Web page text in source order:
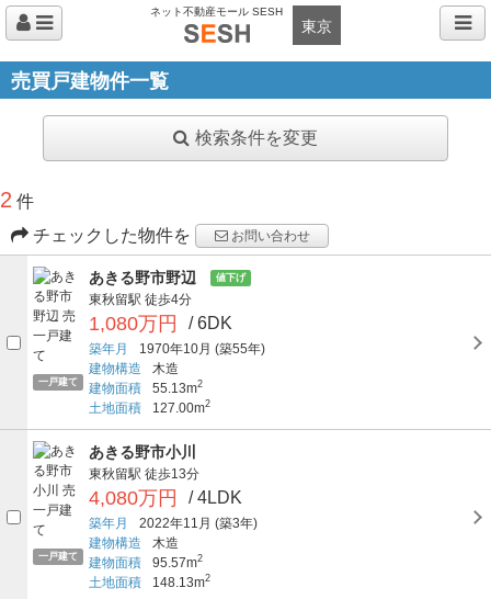
ネット不動産モール SESH
東京
売買戸建物件一覧
検索条件を変更
2 件
チェックした物件を
お問い合わせ
一戸建て
あきる野市野辺 値下げ
東秋留駅 徒歩4分
1,080万円 / 6DK
築年月 1970年10月 (築55年)
建物構造
木造
建物面積
55.13m2
土地面積 127.00m2
一戸建て
あきる野市小川
東秋留駅 徒歩13分
4,080万円 / 4LDK
築年月 2022年11月 (築3年)
建物構造
木造
建物面積
95.57m2
土地面積 148.13m2